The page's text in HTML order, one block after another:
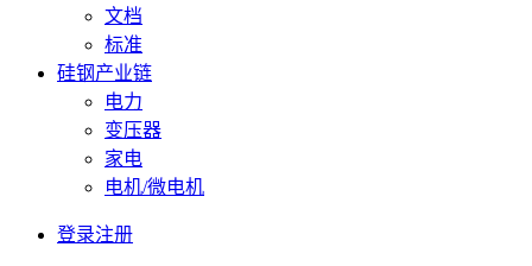
文档
标准
硅钢产业链
电力
变压器
家电
电机/微电机
登录注册